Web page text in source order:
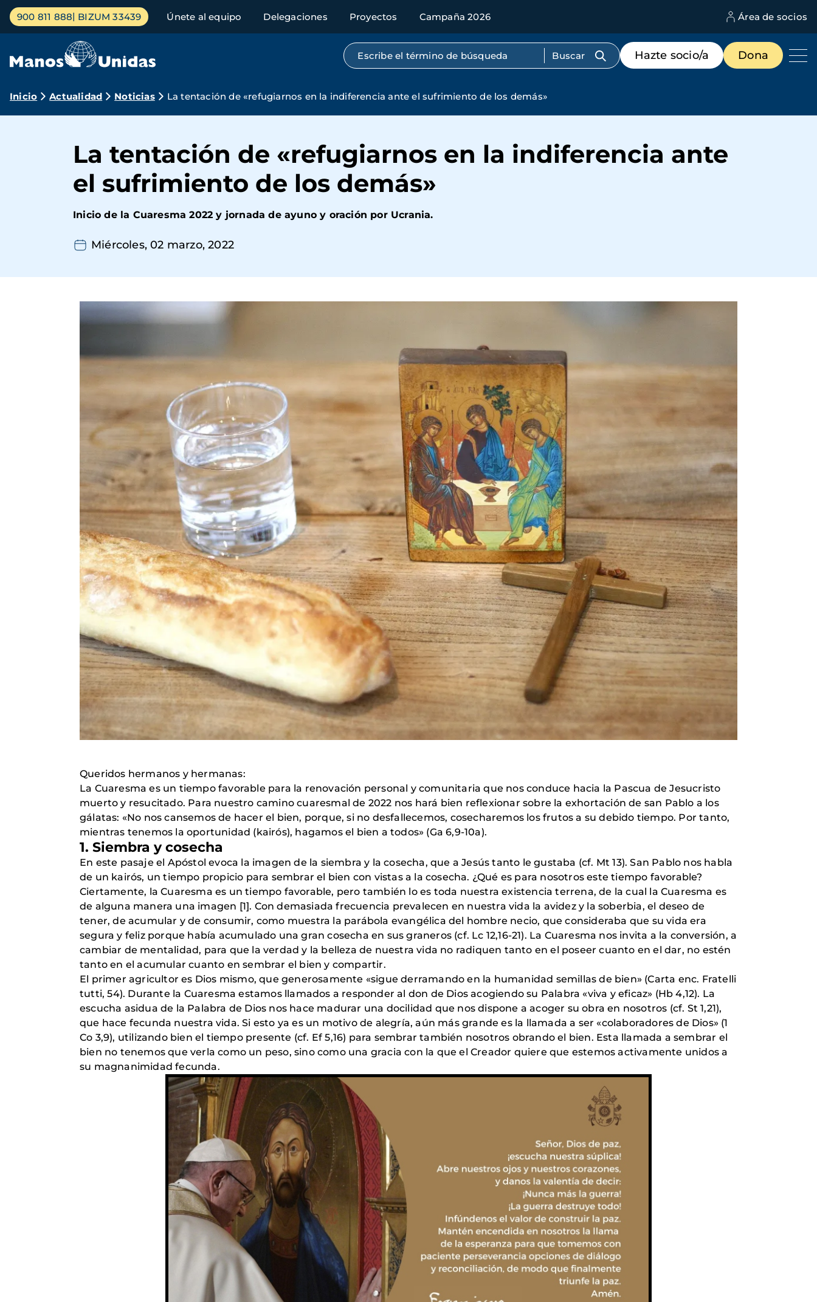
Pasar
contenido
Menú
principal
900 811 888 BIZUM 33439 Únete al equipo Delegaciones Proyectos Campaña 2026 Área de socios
Búsqueda por texto completo
Menú
de
destacados
Hazte socio/a Dona
Ruta
navegación
Inicio Actualidad Noticias La tentación de «refugiarnos en la indiferencia ante el sufrimiento de los demás»
La tentación de «refugiarnos en la indiferencia ante
el sufrimiento de los demás»
Inicio de la Cuaresma 2022 y jornada de ayuno y oración por Ucrania.
Miércoles, 02 marzo, 2022
Queridos hermanos y hermanas:
La Cuaresma es un tiempo favorable para la renovación personal y comunitaria que nos conduce hacia la Pascua de Jesucristo
muerto y resucitado. Para nuestro camino cuaresmal de 2022 nos hará bien reflexionar sobre la exhortación de san Pablo a los
gálatas: «No nos cansemos de hacer el bien, porque, si no desfallecemos, cosecharemos los frutos a su debido tiempo. Por tanto,
mientras tenemos la oportunidad (kairós), hagamos el bien a todos» (Ga 6,9-10a).
1. Siembra y cosecha
En este pasaje el Apóstol evoca la imagen de la siembra y la cosecha, que a Jesús tanto le gustaba (cf. Mt 13). San Pablo nos habla
de un kairós, un tiempo propicio para sembrar el bien con vistas a la cosecha. ¿Qué es para nosotros este tiempo favorable?
Ciertamente, la Cuaresma es un tiempo favorable, pero también lo es toda nuestra existencia terrena, de la cual la Cuaresma es
de alguna manera una imagen [1]. Con demasiada frecuencia prevalecen en nuestra vida la avidez y la soberbia, el deseo de
tener, de acumular y de consumir, como muestra la parábola evangélica del hombre necio, que consideraba que su vida era
segura y feliz porque había acumulado una gran cosecha en sus graneros (cf. Lc 12,16-21). La Cuaresma nos invita a la conversión, a
cambiar de mentalidad, para que la verdad y la belleza de nuestra vida no radiquen tanto en el poseer cuanto en el dar, no estén
tanto en el acumular cuanto en sembrar el bien y compartir.
El primer agricultor es Dios mismo, que generosamente «sigue derramando en la humanidad semillas de bien» (Carta enc. Fratelli
tutti, 54). Durante la Cuaresma estamos llamados a responder al don de Dios acogiendo su Palabra «viva y eficaz» (Hb 4,12). La
escucha asidua de la Palabra de Dios nos hace madurar una docilidad que nos dispone a acoger su obra en nosotros (cf. St 1,21),
que hace fecunda nuestra vida. Si esto ya es un motivo de alegría, aún más grande es la llamada a ser «colaboradores de Dios» (1
Co 3,9), utilizando bien el tiempo presente (cf. Ef 5,16) para sembrar también nosotros obrando el bien. Esta llamada a sembrar el
bien no tenemos que verla como un peso, sino como una gracia con la que el Creador quiere que estemos activamente unidos a
su magnanimidad fecunda.